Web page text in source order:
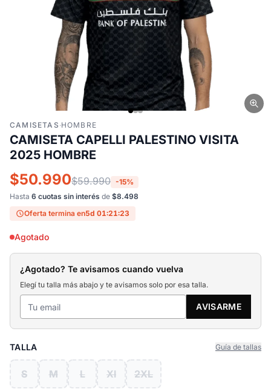
CAMISETAS ·HOMBRE
CAMISETA CAPELLI PALESTINO VISITA
2025 HOMBRE
$50.990$59.990 -15%
Hasta 6 cuotas sin interés de $8.498
Oferta termina en5d 01:21:22
Agotado
¿Agotado? Te avisamos cuando vuelva
Elegí tu talla más abajo y te avisamos solo por esa talla.
AVISARME
TALLA Guía de tallas
S M L Xl 2XL